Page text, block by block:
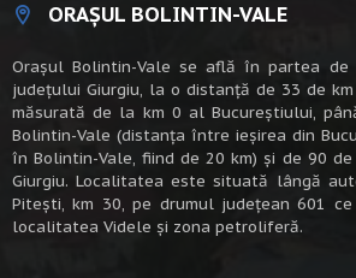
ORAȘUL BOLINTIN-VALE
Oraşul Bolintin-Vale se află în partea
judeţului Giurgiu, la o distanţă de 33 de
măsurată de la km 0 al Bucureștiului,
Bolintin-Vale (distanța între ieșirea din
în Bolintin-Vale, fiind de 20 km) şi de 90
Giurgiu. Localitatea este situată lângă
Piteşti, km 30, pe drumul judeţean 601
localitatea Videle şi zona petroliferă.